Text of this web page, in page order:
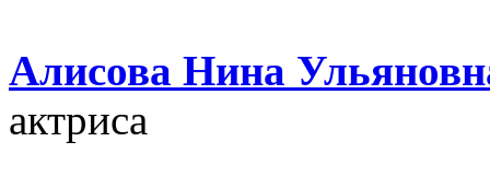
Алисова Нина
актриса